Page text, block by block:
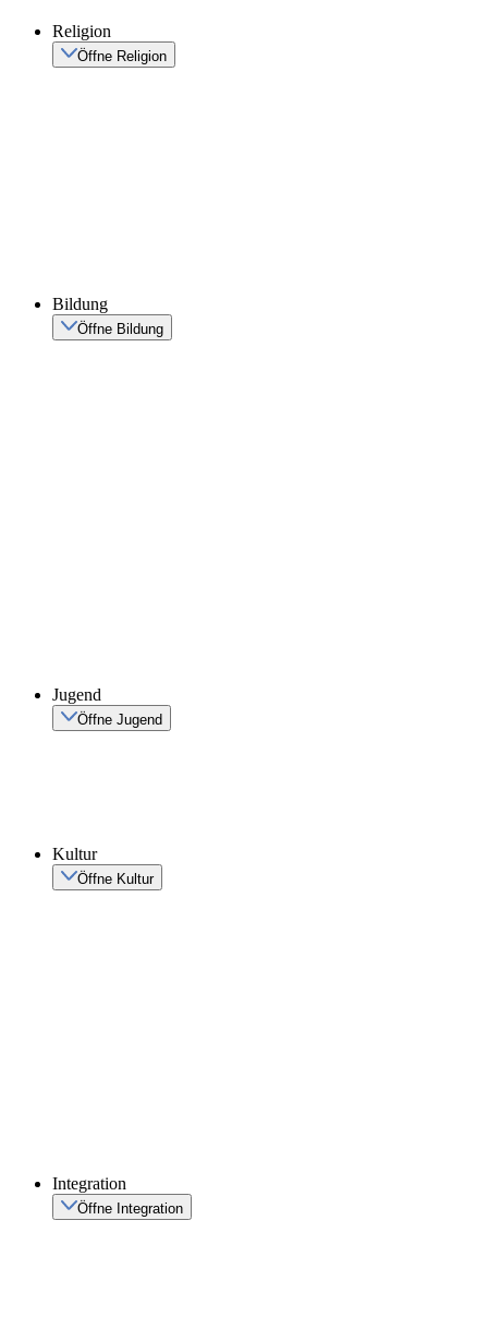
Religion
Öffne Religion
Bildung
Öffne Bildung
Jugend
Öffne Jugend
Kultur
Öffne Kultur
Integration
Öffne Integration